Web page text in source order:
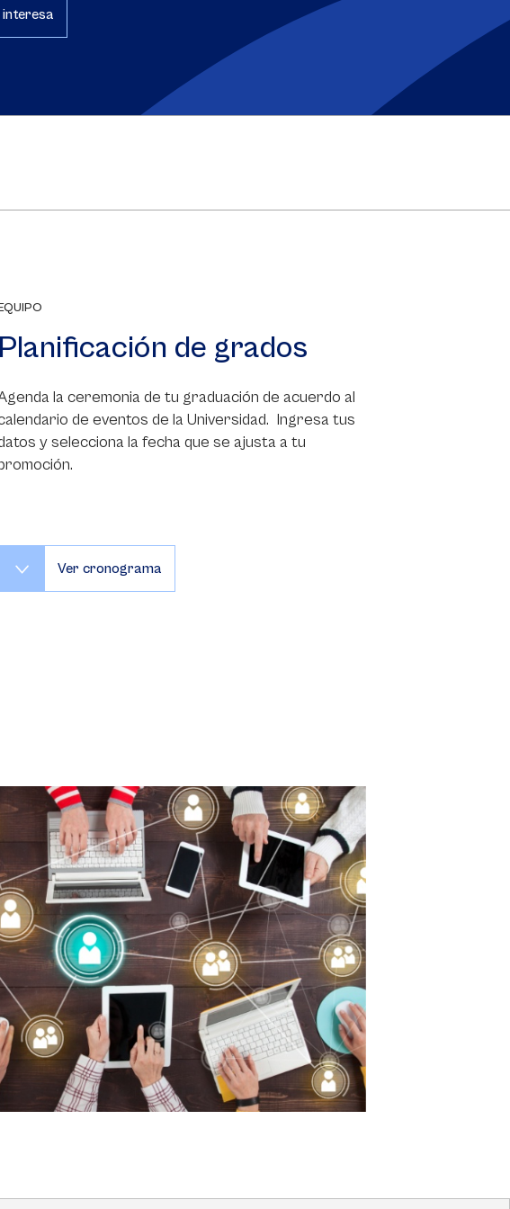
interesa
Planificación de grados
la ceremonia de tu graduación de acuerdo al
de eventos de la Universidad. Ingresa tus
y selecciona la fecha que se ajusta a tu
Ver cronograma